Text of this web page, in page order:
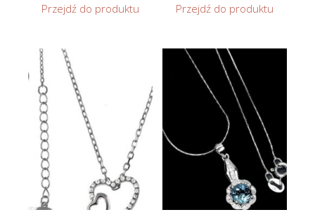
Przejdź do produktu Przejdź do produktu